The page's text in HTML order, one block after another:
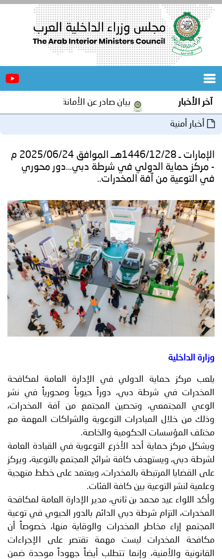
الرئيسية
المكاتب
المجلس
مؤتمرات
و
اجتماعات
جهود
و
إنجازات
برامج
توعوية
الخدمات
الإلكترونية
صور
وفيديو
مجلة
أصداء
إعلانات
بنا
آخر الأخبار بيان صادر عن الأمانة العامة لمجلس وزراء
أخبار أمنية
الإمارات ـ 1446/12/28هــ الموافق 2025/06/24 م
- مركز حماية الدولي في شرطة دبي...دور محوري
في التوعية من آفة المخدرات..
وزارة الداخلية
يلعب مركز حماية الدولي في الإدارة العامة لمكافحة
المخدرات في شرطة دبي، دوراً حيوياً ومحورياً في نشر
الوعي المجتمعي، وتحصين المجتمع من آفة المخدرات،
وذلك من خلال المبادرات التوعوية والشراكات المهمة مع
مختلف المؤسسات الحكومية والخاصة.
ويشكل مركز حماية أحد الأذرع التوعوية في القيادة العامة
لشرطة دبي، ويستهدف كافة شرائح المجتمع بالتوعية، ويركز
على القضايا المرتبطة بالمخدرات، ويعتمد على خطط منهجية
وعلمية لنشر التوعية بين كافة الفئات.
وأكد اللواء عيد محمد بن ثاني، مدير الإدارة العامة لمكافحة
المخدرات، التزام شرطة دبي الدائم بالدور الحيوي في توعية
المجتمع إزاء مخاطر المخدرات والوقاية منها، خصوصاً أن
مكافحة المخدرات ليست مهمة تقتصر على الإجراءات
القانونية والأمنية، وإنما تتطلب أيضاً جهوداً موحدة ضمن